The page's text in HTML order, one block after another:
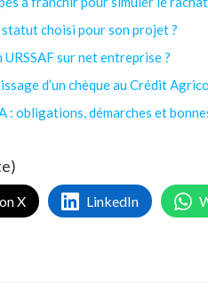
statut choisi pour son projet ?
sur net entreprise ?
d’un chèque au Crédit
: obligations, démarches et
X LinkedIn